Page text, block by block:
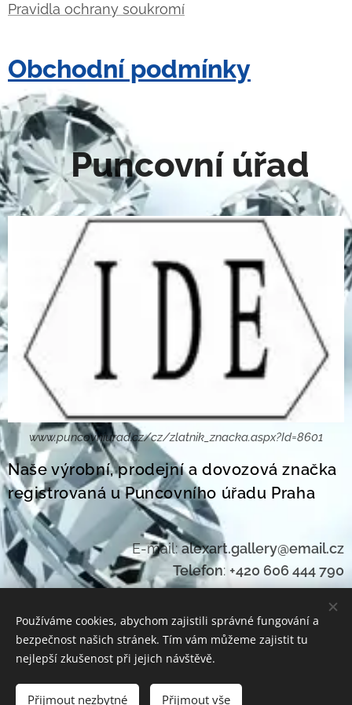
Pravidla ochrany soukromí
Obchodní podmínky
Puncovní úřad
www.puncovniurad.cz/cz/zlatnik_znacka.aspx?Id=8601
Naše výrobní, prodejní a dovozová značka
registrovaná u Puncovního úřadu Praha
E-mail:alexart.gallery@email.cz
Telefon: +420 606 444 790
www.antikart.cz Cookies
Jazyky
Používáme cookies, abychom zajistili správné fungování a
bezpečnost našich stránek. Tím vám můžeme zajistit tu
nejlepší zkušenost při jejich návštěvě.
Přijmout nezbytné Přijmout vše